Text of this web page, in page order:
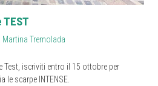
Martina Tremolada
Test, iscriviti entro il 15 ottobre per
le scarpe INTENSE.